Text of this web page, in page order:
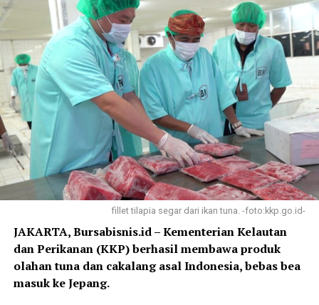
fillet tilapia segar dari ikan tuna. -foto:kkp.go.id-
JAKARTA, Bursabisnis.id – Kementerian Kelautan
dan Perikanan (KKP) berhasil membawa produk
olahan tuna dan cakalang asal Indonesia, bebas bea
masuk ke Jepang.